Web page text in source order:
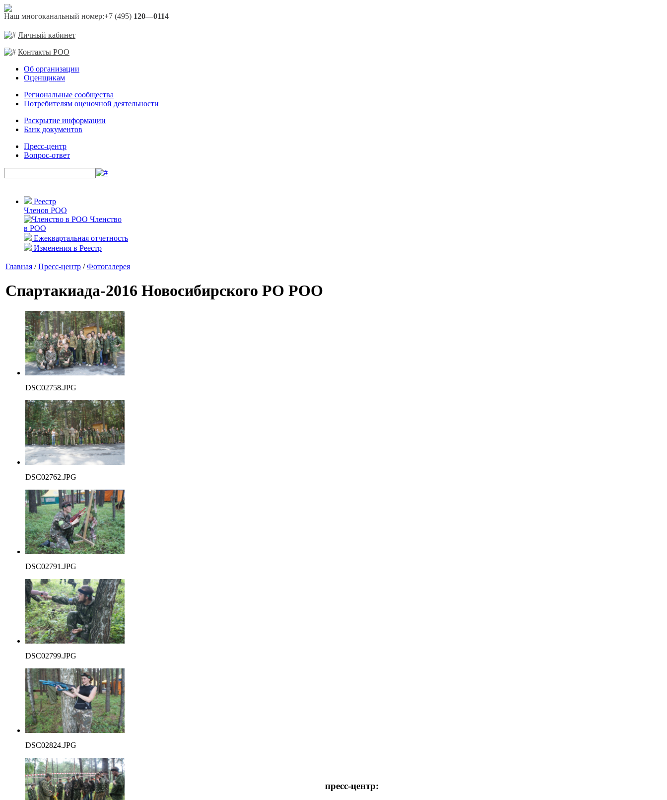
Наш многоканальный номер:+7 (495) 120—0114
Личный кабинет
Контакты РОО
Об организации
Оценщикам
Региональные сообщества
Потребителям оценочной деятельности
Раскрытие информации
Банк документов
Пресс-центр
Вопрос-ответ
Реестр
Членов РОО
Членство
в РОО
Ежеквартальная отчетность
Изменения в Реестр
Главная /Пресс-центр /Фотогалерея
Спартакиада-2016 Новосибирского РО РОО
DSC02758.JPG
DSC02762.JPG
DSC02791.JPG
DSC02799.JPG
DSC02824.JPG
пресс-центр: